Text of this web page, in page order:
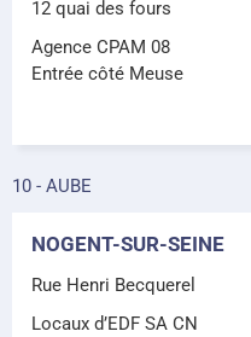
12 quai des fours
Agence CPAM 08
Entrée côté Meuse
10 - AUBE
NOGENT-SUR-SEINE
Rue Henri Becquerel
Locaux d’EDF SA CN